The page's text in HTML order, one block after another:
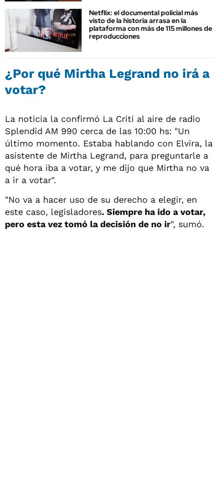
Netflix: el documental policial más
visto de la historia arrasa en la
plataforma con más de 115 millones de
reproducciones
¿Por qué Mirtha Legrand no irá a
votar?
La noticia la confirmó La Criti al aire de radio
Splendid AM 990 cerca de las 10:00 hs: "Un
último momento. Estaba hablando con Elvira, la
asistente de Mirtha Legrand, para preguntarle a
qué hora iba a votar, y me dijo que Mirtha no va
a ir a votar".
"No va a hacer uso de su derecho a elegir, en
este caso, legisladores. Siempre ha ido a votar,
pero esta vez tomó la decisión de no ir", sumó.